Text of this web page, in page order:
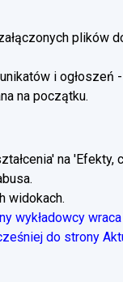
plików
i ogłoszeń
na początku.
na 'Efekty,
widokach.
wykładowcy
do strony